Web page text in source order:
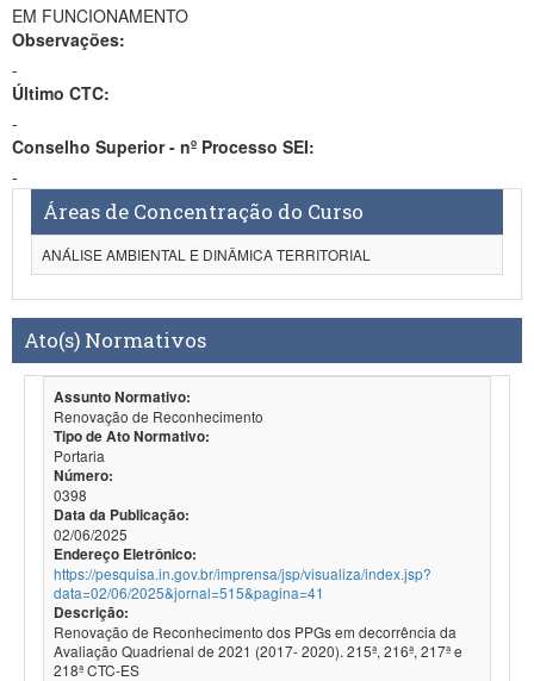
EM FUNCIONAMENTO
Observações:
-
Último CTC:
-
Conselho Superior - nº Processo SEI:
-
Áreas de Concentração do Curso
ANÁLISE AMBIENTAL E DINÂMICA TERRITORIAL
Ato(s) Normativos
Assunto Normativo:
Renovação de Reconhecimento
Tipo de Ato Normativo:
Portaria
Número:
0398
Data da Publicação:
02/06/2025
Endereço Eletrônico:
https://pesquisa.in.gov.br/imprensa/jsp/visualiza/index.jsp?
data=02/06/2025&jornal=515&pagina=41
Descrição:
Renovação de Reconhecimento dos PPGs em decorrência da
Avaliação Quadrienal de 2021 (2017- 2020). 215ª, 216ª, 217ª e
218ª CTC-ES